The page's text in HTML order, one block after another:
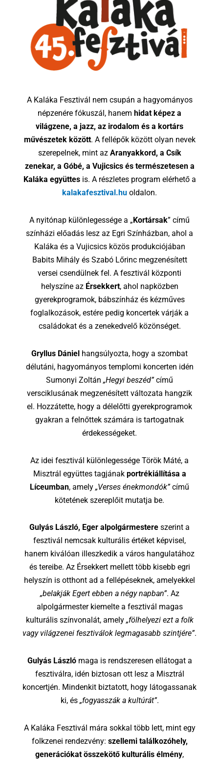
A Kaláka Fesztivál nem csupán a hagyományos
népzenére fókuszál, hanem hidat képez a
világzene, a jazz, az irodalom és a kortárs
művészetek között. A fellépők között olyan nevek
szerepelnek, mint az Aranyakkord, a Csík
zenekar, a Góbé, a Vujicsics és természetesen a
Kaláka együttesis. A részletes program elérhető a
kalakafesztival.hu oldalon.
A nyitónap különlegessége a „Kortársak” című
színházi előadás lesz az Egri Színházban, ahol a
Kaláka és a Vujicsics közös produkciójában
Babits Mihály és Szabó Lőrinc megzenésített
versei csendülnek fel. A fesztivál központi
helyszíne az Érsekkert, ahol napközben
gyerekprogramok, bábszínház és kézműves
foglalkozások, estére pedig koncertek várják a
családokat és a zenekedvelő közönséget.
Gryllus Dániel hangsúlyozta, hogy a szombat
délutáni, hagyományos templomi koncerten idén
Sumonyi Zoltán „Hegyi beszéd”című
versciklusának megzenésített változata hangzik
el. Hozzátette, hogy a délelőtti gyerekprogramok
gyakran a felnőttek számára is tartogatnak
érdekességeket.
Az idei fesztivál különlegessége Török Máté, a
Misztrál együttes tagjának portrékiállítása a
Líceumban, amely „Verses énekmondók”című
kötetének szereplőit mutatja be.
Gulyás László, Eger alpolgármestere szerint a
fesztivál nemcsak kulturális értéket képvisel,
hanem kiválóan illeszkedik a város hangulatához
és tereibe. Az Érsekkert mellett több kisebb egri
helyszín is otthont ad a fellépéseknek, amelyekkel
„belakják Egert ebben a négy napban”. Az
alpolgármester kiemelte a fesztivál magas
kulturális színvonalát, amely „fölhelyezi ezt a folk
vagy világzenei fesztiválok legmagasabb szintjére”.
Gulyás Lászlómaga is rendszeresen ellátogat a
fesztiválra, idén biztosan ott lesz a Misztrál
koncertjén. Mindenkit biztatott, hogy látogassanak
ki, és „fogyasszák a kultúrát”.
A Kaláka Fesztivál mára sokkal több lett, mint egy
folkzenei rendezvény: szellemi találkozóhely,
generációkat összekötő kulturális élmény,